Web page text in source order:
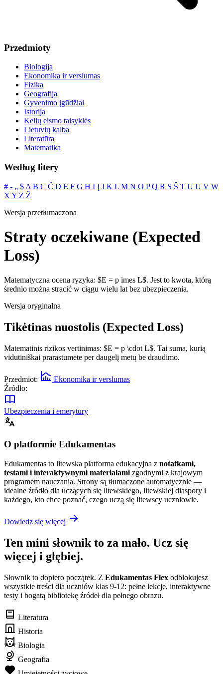
Przedmioty
Biologija
Ekonomika ir verslumas
Fizika
Geografija
Gyvenimo įgūdžiai
Istorija
Kelių eismo taisyklės
Lietuvių kalba
Literatūra
Matematika
Według litery
# ‐ „ $ A B C Č D E F G H I Į J K L M N O PQ R S Š T U Ū V W
X Y Z Ž
Wersja przetłumaczona
Straty oczekiwane (Expected
Loss)
Matematyczna ocena ryzyka: $E = p imes L$. Jest to kwota, którą
średnio można stracić w ciągu wielu lat bez ubezpieczenia.
Wersja oryginalna
Tikėtinas nuostolis (Expected Loss)
Matematinis rizikos vertinimas: $E = p \cdot L$. Tai suma, kurią
vidutiniškai prarastumėte per daugelį metų be draudimo.
Przedmiot:
Ekonomika ir verslumas
Źródło:
Ubezpieczenia i emerytury
O platformie Edukamentas
Edukamentas to litewska platforma edukacyjna z notatkami,
testami i interaktywnymi materiałami zgodnymi z krajowym
programem nauczania. Strony są tłumaczone automatycznie —
idealne źródło dla uczących się litewskiego, litewskiej diaspory i
każdego, kto chce poznać, czego uczą się litewscy uczniowie.
Dowiedz się więcej
Ten mini słownik to za mało. Ucz się
więcej i głębiej.
Słownik to dopiero początek. Z Edukamentas Flex odblokujesz
wszystkie treści dla uczniów klas 9-12: pełne lekcje, interaktywne
testy i bogatą bibliotekę źródeł dla pełnego obrazu.
Literatura
Historia
Biologia
Geografia